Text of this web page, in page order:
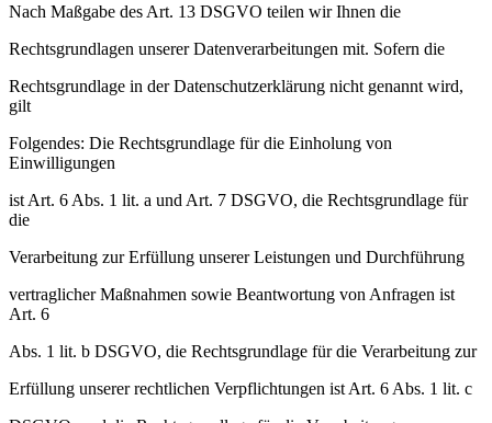
Nach Maßgabe des Art. 13 DSGVO teilen wir Ihnen die
Rechtsgrundlagen unserer Datenverarbeitungen mit. Sofern die
Rechtsgrundlage in der Datenschutzerklärung nicht genannt wird,
gilt
Folgendes: Die Rechtsgrundlage für die Einholung von
Einwilligungen
ist Art. 6 Abs. 1 lit. a und Art. 7 DSGVO, die Rechtsgrundlage für
die
Verarbeitung zur Erfüllung unserer Leistungen und Durchführung
vertraglicher Maßnahmen sowie Beantwortung von Anfragen ist
Art. 6
Abs. 1 lit. b DSGVO, die Rechtsgrundlage für die Verarbeitung zur
Erfüllung unserer rechtlichen Verpflichtungen ist Art. 6 Abs. 1 lit. c